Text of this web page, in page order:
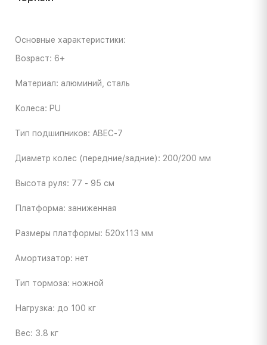
Основные характеристики:
Возраст: 6+
Материал: алюминий, сталь
Колеса: PU
Тип подшипников: ABEC-7
Диаметр колес (передние/задние): 200/200 мм
Высота руля: 77 - 95 см
Платформа: заниженная
Размеры платформы: 520х113 мм
Амортизатор: нет
Тип тормоза: ножной
Нагрузка: до 100 кг
Вес: 3.8 кг